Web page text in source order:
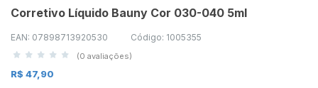
Corretivo Líquido Bauny Cor 030-040 5ml
EAN: 07898713920530 Código: 1005355
(0 avaliações)
R$ 47,90